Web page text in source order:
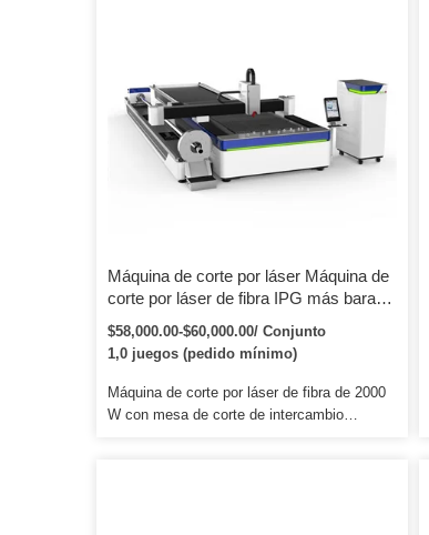
respuesta y servomotor de alta precisión; 4.
La mesa de trabajo de desplazamiento es
más eficiente para el material […]
Máquina de corte por láser Máquina de
corte por láser de fibra IPG más barata
Cnc
$58,000.00-$60,000.00/ Conjunto
1,0 juegos (pedido mínimo)
Máquina de corte por láser de fibra de 2000
W con mesa de corte de intercambio